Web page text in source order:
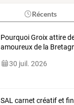
Récents
Pourquoi Groix attire
amoureux de la
30 juil. 2026
SAL carnet créatif et